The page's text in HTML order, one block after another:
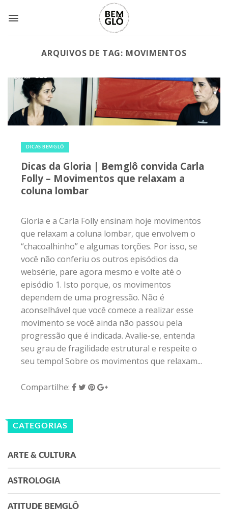
ARQUIVOS DE TAG: MOVIMENTOS
DICAS BEMGLÔ
Dicas da Gloria | Bemglô convida Carla
Folly – Movimentos que relaxam a
coluna lombar
Gloria e a Carla Folly ensinam hoje movimentos
que relaxam a coluna lombar, que envolvem o
“chacoalhinho” e algumas torções. Por isso, se
você não conferiu os outros episódios da
websérie, pare agora mesmo e volte até o
episódio 1. Isto porque, os movimentos
dependem de uma progressão. Não é
aconselhável que você comece a realizar esse
movimento se você ainda não passou pela
progressão que é indicada. Avalie-se, entenda
seu grau de fragilidade estrutural e respeite o
seu tempo! Sobre os movimentos que relaxam...
Compartilhe:
CATEGORIAS
ARTE & CULTURA
ASTROLOGIA
ATITUDE BEMGLÔ